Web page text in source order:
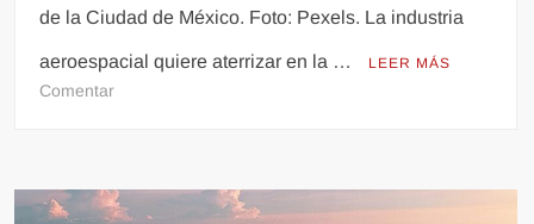
de la Ciudad de México. Foto: Pexels. La industria
aeroespacial quiere aterrizar en la … LEER MÁS
Comentaren
quiere